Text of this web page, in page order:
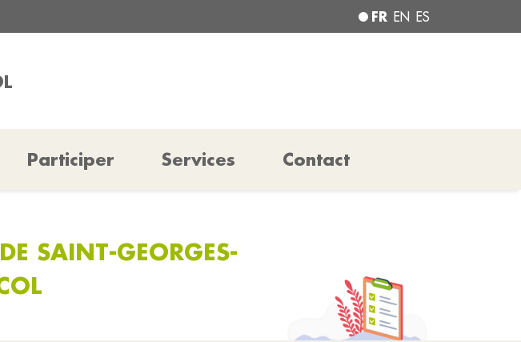
FR EN ES
Participer Services Contact
SAINT-GEORGES-